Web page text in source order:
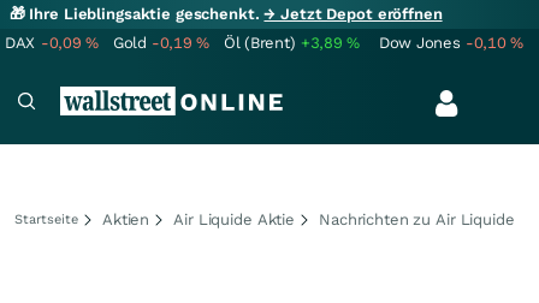
🎁 Ihre Lieblingsaktie geschenkt.→ Jetzt Depot eröffnen
DAX -0,09% Gold -0,19% Öl (Brent) +3,89% Dow Jones -0,10%
Startseite Aktien Air Liquide Aktie Nachrichten zu Air Liquide